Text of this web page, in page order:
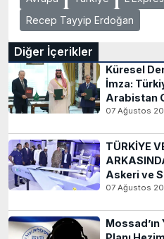
Recep Tayyip Erdoğan
Diğer İçerikler
Küresel
İmza:
Arabistan
07 Ağustos
TÜRKİYE
Askeri ve
07 Ağustos